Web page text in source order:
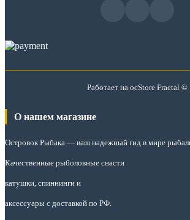
Работает на ocStore Fractal ©
О нашем магазине
Островок Рыбака — ваш надежный гид в мире
Качественные рыболовные снасти
катушки, спиннинги и
аксессуары с доставкой по РФ.